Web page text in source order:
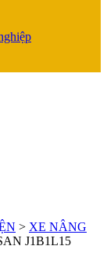
> XE NÂNG
J1B1L15